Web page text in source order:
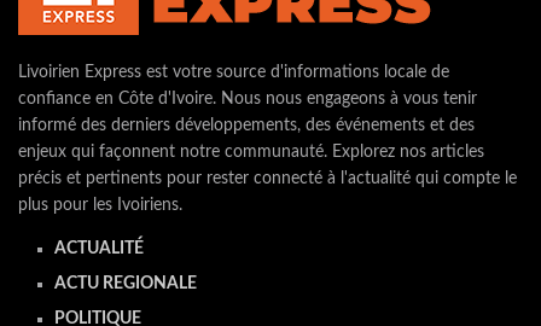
Livoirien Express est votre source d'informations locale de
confiance en Côte d'Ivoire. Nous nous engageons à vous tenir
informé des derniers développements, des événements et des
enjeux qui façonnent notre communauté. Explorez nos articles
précis et pertinents pour rester connecté à l'actualité qui compte le
plus pour les Ivoiriens.
ACTUALITÉ
ACTU REGIONALE
POLITIQUE